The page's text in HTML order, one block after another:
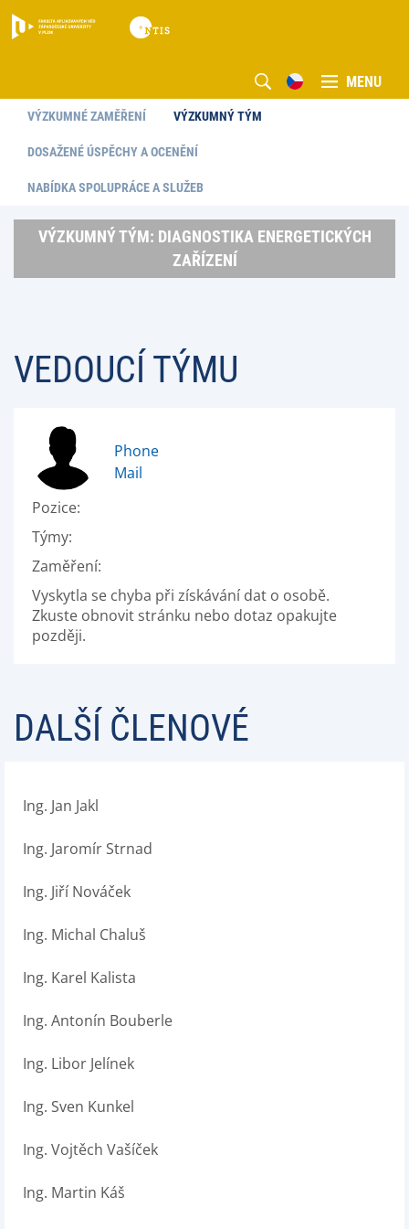
MENU
VÝZKUMNÉ ZAMĚŘENÍ VÝZKUMNÝ TÝM
DOSAŽENÉ ÚSPĚCHY A OCENĚNÍ
NABÍDKA SPOLUPRÁCE A SLUŽEB
VÝZKUMNÝ TÝM: DIAGNOSTIKA ENERGETICKÝCH
ZAŘÍZENÍ
VEDOUCÍ TÝMU
Phone
Mail
Pozice:
Týmy:
Zaměření:
Vyskytla se chyba při získávání dat o osobě.
Zkuste obnovit stránku nebo dotaz opakujte
později.
DALŠÍ ČLENOVÉ
Ing. Jan Jakl
Ing. Jaromír Strnad
Ing. Jiří Nováček
Ing. Michal Chaluš
Ing. Karel Kalista
Ing. Antonín Bouberle
Ing. Libor Jelínek
Ing. Sven Kunkel
Ing. Vojtěch Vašíček
Ing. Martin Káš